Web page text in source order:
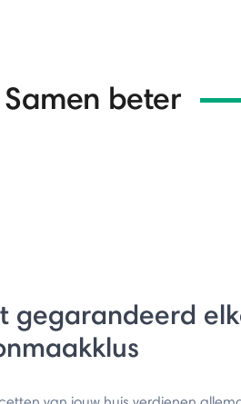
Samen beter
gegarandeerd